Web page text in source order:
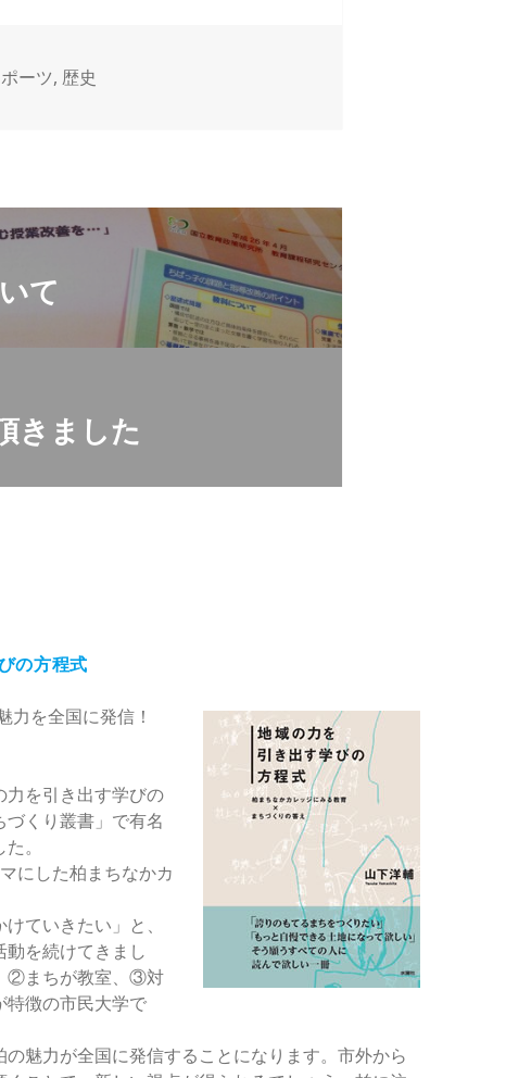
ーツ, 歴史
て
きました
の方程式
力を全国に発信！
力を引き出す学びの
くり叢書」で有名
。
にした柏まちなかカ
ていきたい」と、
を続けてきまし
②まちが教室、③対
特徴の市民大学で
魅力が全国に発信することになります。市外から